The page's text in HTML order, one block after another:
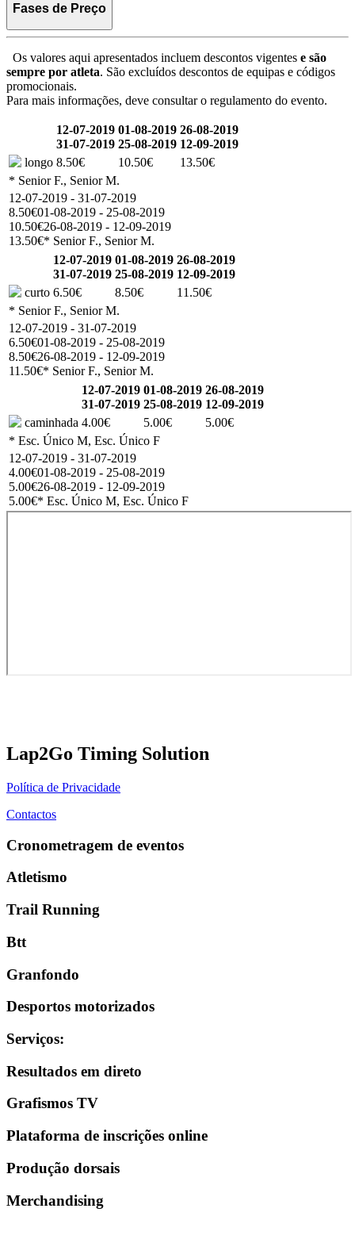
Fases de Preço
Os valores aqui apresentados incluem descontos vigentes e são
sempre por atleta. São excluídos descontos de equipas e códigos
promocionais.
Para mais informações, deve consultar o regulamento do evento.
12-07-2019
31-07-2019
01-08-2019
25-08-2019
26-08-2019
12-09-2019
longo 8.50€ 10.50€
13.50€
* Senior F., Senior M.
12-07-2019 - 31-07-2019
8.50€01-08-2019 - 25-08-2019
10.50€26-08-2019 - 12-09-2019
13.50€* Senior F., Senior M.
12-07-2019
31-07-2019
01-08-2019
25-08-2019
26-08-2019
12-09-2019
curto 6.50€ 8.50€
11.50€
* Senior F., Senior M.
12-07-2019 - 31-07-2019
6.50€01-08-2019 - 25-08-2019
8.50€26-08-2019 - 12-09-2019
11.50€* Senior F., Senior M.
12-07-2019
31-07-2019
01-08-2019
25-08-2019
26-08-2019
12-09-2019
caminhada 4.00€ 5.00€
5.00€
* Esc. Único M, Esc. Único F
12-07-2019 - 31-07-2019
4.00€01-08-2019 - 25-08-2019
5.00€26-08-2019 - 12-09-2019
5.00€* Esc. Único M, Esc. Único F
Lap2Go Timing Solution
Política de Privacidade
Contactos
Cronometragem de eventos
Atletismo
Trail Running
Btt
Granfondo
Desportos motorizados
Serviços:
Resultados em direto
Grafismos TV
Plataforma de inscrições online
Produção dorsais
Merchandising